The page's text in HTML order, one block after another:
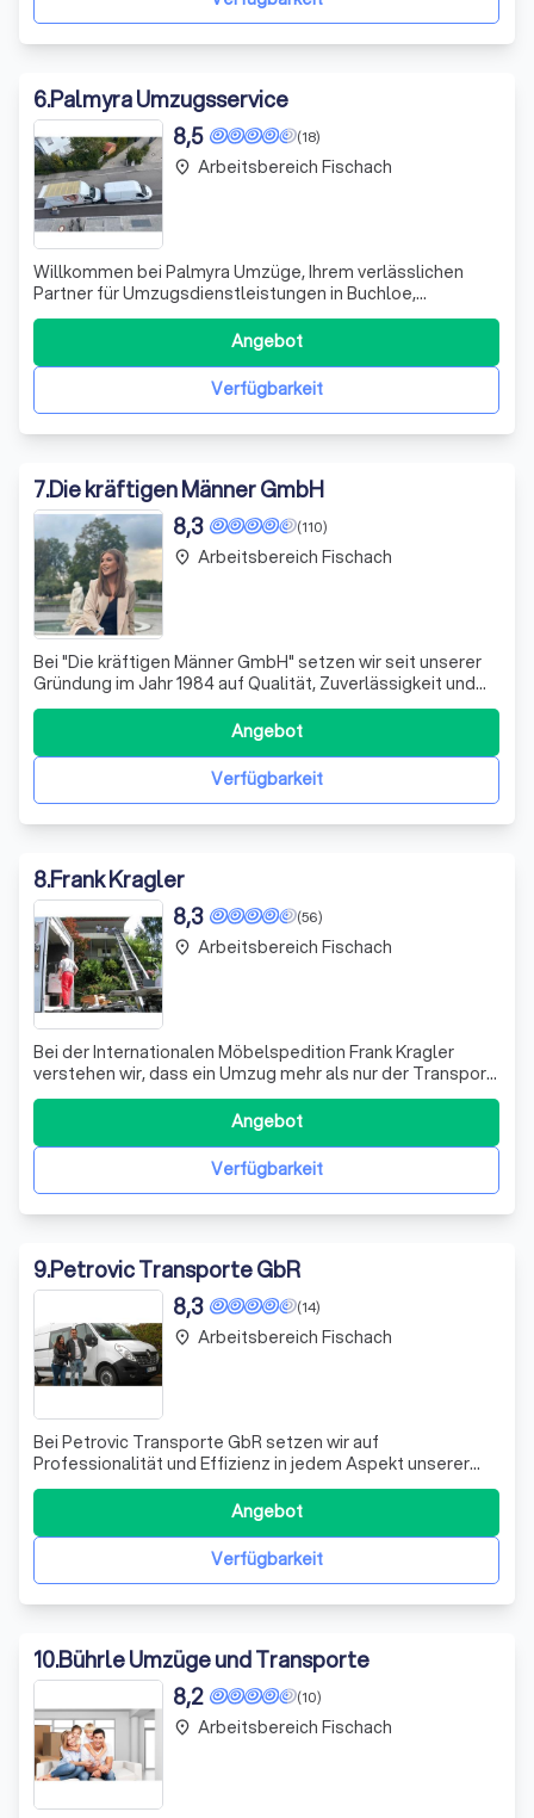
6.Palmyra Umzugsservice
(18)
8,5
Willkommen bei Palmyra Umzüge, Ihrem verlässlichen
Partner für Umzugsdienstleistungen in Buchloe,
Landsberg, Kaufbeuren und der umliegenden Region. Wir
verstehen, dass ein Umzug mehr als nur der Transport von
A nach B ist. Deshalb bieten wir Ihnen ein umfassendes
Servicepaket, das Ihre Bedürfnisse i
Verfügbarkeit
Angebot
place Arbeitsbereich Fischach
7.Die kräftigen Männer GmbH
(110)
8,3
Bei "Die kräftigen Männer GmbH" setzen wir seit unserer
Gründung im Jahr 1984 auf Qualität, Zuverlässigkeit und
das fachkundige Können unserer Mitarbeiter. Unser Team
besteht aus gut ausgebildeten, festangestellten
Fachkräften, die jeden Umzug – ob nah oder fern, privat
oder geschäftlich – mit größtVerfügbarkeit
Angebot
place Arbeitsbereich Fischach
8.Frank Kragler
(56)
8,3
Bei der Internationalen Möbelspedition Frank Kragler
verstehen wir, dass ein Umzug mehr als nur der Transport
von Gegenständen ist. Seit 1989 bieten wir unseren
Kunden einen umfassenden und sorgfältigen
Umzugsservice, der sich durch Professionalität und
Zuverlässigkeit auszeichnet. Unser Team aus ge
Verfügbarkeit
Angebot
place Arbeitsbereich Fischach
9.Petrovic Transporte GbR
(14)
8,3
Bei Petrovic Transporte GbR setzen wir auf
Professionalität und Effizienz in jedem Aspekt unserer
Dienstleistungen. Unser Team engagiert sich dafür, dass
jeder Transport, ob groß oder klein, mit einer persönlichen
Note abgewickelt wird. Sicherheit und Zuverlässigkeit
stehen bei uns an oberster Stell
Verfügbarkeit
Angebot
place Arbeitsbereich Fischach
10.Bührle Umzüge und Transporte
(10)
8,2
place Arbeitsbereich Fischach